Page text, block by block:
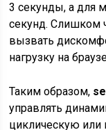
3 секунды, а для
секунд. Слишком
вызвать
нагрузку на
Таким образом,
управлять
циклическую или